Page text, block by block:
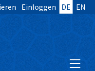
Einloggen DE EN